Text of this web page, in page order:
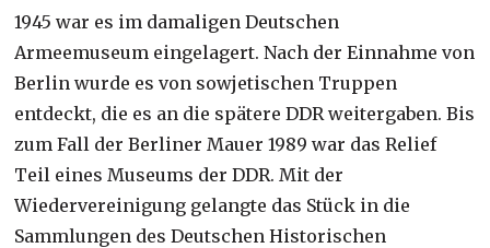
1945 war es im damaligen Deutschen
Armeemuseum eingelagert. Nach der Einnahme von
Berlin wurde es von sowjetischen Truppen
entdeckt, die es an die spätere DDR weitergaben. Bis
zum Fall der Berliner Mauer 1989 war das Relief
Teil eines Museums der DDR. Mit der
Wiedervereinigung gelangte das Stück in die
Sammlungen des Deutschen Historischen